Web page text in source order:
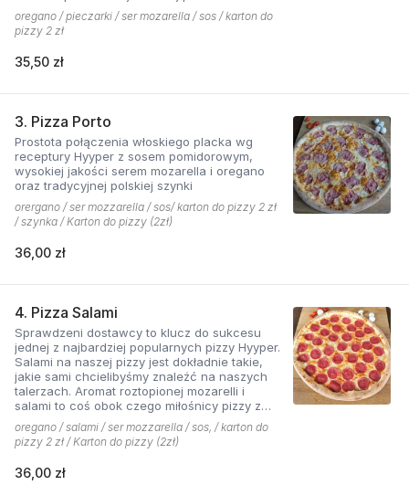
oregano / pieczarki / ser mozarella / sos / karton do
pizzy 2 zł
35,50 zł
3. Pizza Porto
Prostota połączenia włoskiego placka wg
receptury Hyyper z sosem pomidorowym,
wysokiej jakości serem mozarella i oregano
oraz tradycyjnej polskiej szynki
orergano / ser mozzarella / sos/ karton do pizzy 2 zł
/ szynka / Karton do pizzy (2zł)
36,00 zł
4. Pizza Salami
Sprawdzeni dostawcy to klucz do sukcesu
jednej z najbardziej popularnych pizzy Hyyper.
Salami na naszej pizzy jest dokładnie takie,
jakie sami chcielibyśmy znaleźć na naszych
talerzach. Aromat roztopionej mozarelli i
salami to coś obok czego miłośnicy pizzy z
mięsem nie przejdą obojętnie!
oregano / salami / ser mozzarella / sos, / karton do
pizzy 2 zł / Karton do pizzy (2zł)
36,00 zł